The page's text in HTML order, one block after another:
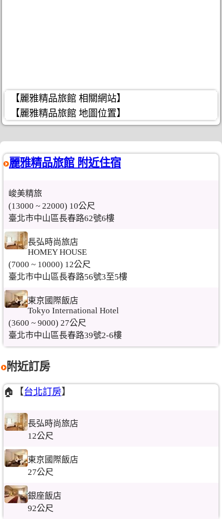
【麗雅精品旅館 相關網站】
【麗雅精品旅館 地圖位置】
麗雅精品旅館 附近住宿
峻美精旅
(13000 ~ 22000) 10公尺
臺北市中山區長春路62號6樓
長弘時尚旅店
HOMEY HOUSE
(7000 ~ 10000) 12公尺
臺北市中山區長春路56號3至5樓
東京國際飯店
Tokyo International Hotel
(3600 ~ 9000) 27公尺
臺北市中山區長春路39號2-6樓
附近訂房
🏠【台北訂房】
長弘時尚旅店
12公尺
東京國際飯店
27公尺
銀座飯店
92公尺